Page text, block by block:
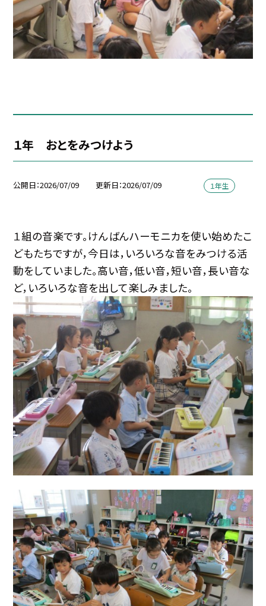
１年 おとをみつけよう
公開日 2026/07/09 更新日 2026/07/09 １年生
１組の音楽です。けんばんハーモニカを使い始めたこ
どもたちですが，今日は，いろいろな音をみつける活
動をしていました。高い音，低い音，短い音，長い音な
ど，いろいろな音を出して楽しみました。